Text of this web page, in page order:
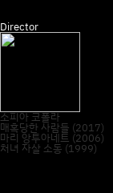
Director
소피아 코폴라
매혹당한 사람들 (2017)
마리 앙투아네트 (2006)
처녀 자살 소동 (1999)